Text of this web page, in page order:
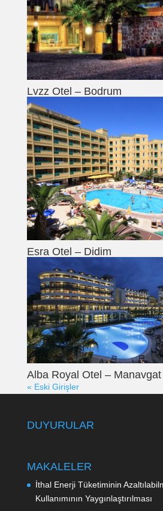
Lvzz Otel – Bodrum
Esra Otel – Didim
Alba Royal Otel – Manavgat
« Eski Girişler
DUYURULAR
MAKALELER
İthal Enerji Tüketiminin
Kullanımının Yaygınlaştırılması